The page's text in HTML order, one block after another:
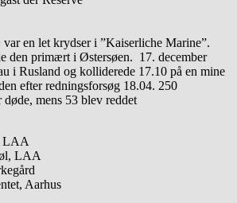
var en let krydser i ”Kaiserliche Marine”.
den primært i Østersøen. 17. december
i Rusland og kolliderede 17.10 på en mine
efter redningsforsøg 18.04. 250
mens 53 blev reddet
LAA
LAA
Aarhus